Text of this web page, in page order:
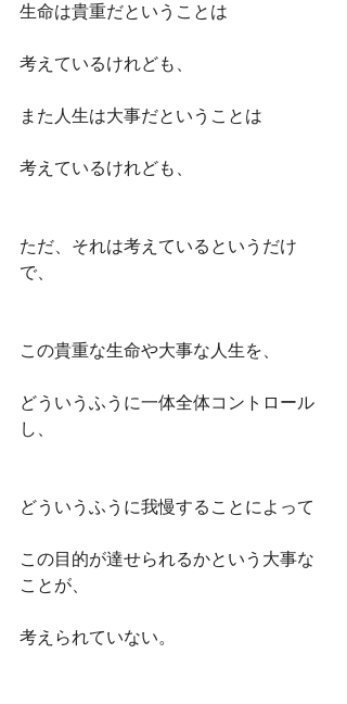
生命は貴重だということは
考えているけれども、
また人生は大事だということは
考えているけれども、
ただ、それは考えているというだけ
で、
この貴重な生命や大事な人生を、
どういうふうに一体全体コントロール
し、
どういうふうに我慢することによって
この目的が達せられるかという大事な
ことが、
考えられていない。